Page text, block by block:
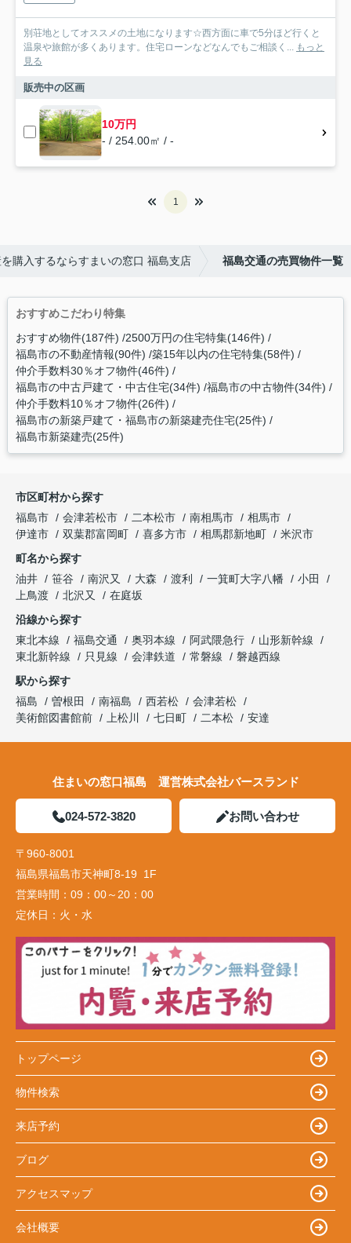
別荘地としてオススメの土地になります☆西方面に車で5分ほど行くと
温泉や旅館が多くあります。住宅ローンなどなんでもご相談く...
もっと
見る
販売中の区画
10万円
- / 254.00㎡ / -
1
購入するならすまいの窓口 福島支店 福島交通の売買物件一覧
おすすめこだわり特集
おすすめ物件(187件) 2500万円の住宅特集(146件)
福島市の不動産情報(90件) 築15年以内の住宅特集(58件)
仲介手数料30％オフ物件(46件)
福島市の中古戸建て・中古住宅(34件) 福島市の中古物件(34件)
仲介手数料10％オフ物件(26件)
福島市の新築戸建て・福島市の新築建売住宅(25件)
福島市新築建売(25件)
市区町村から探す
福島市
会津若松市 二本松市 南相馬市
相馬市
伊達市
双葉郡富岡町 喜多方市 相馬郡新地町
米沢市
町名から探す
油井
笹谷 南沢又 大森 渡利 一箕町大字八幡
小田
上鳥渡
北沢又
在庭坂
沿線から探す
東北本線
福島交通 奥羽本線 阿武隈急行
山形新幹線
東北新幹線
只見線 会津鉄道 常磐線
磐越西線
駅から探す
福島
曽根田 南福島 西若松
会津若松
美術館図書館前
上松川 七日町 二本松 安達
住まいの窓口福島 運営株式会社バースランド
024-572-3820 お問い合わせ
〒960-8001
福島県福島市天神町8-19 1F
営業時間： 09：00～20：00
定休日： 火・水
トップページ
物件検索
来店予約
ブログ
アクセスマップ
会社概要